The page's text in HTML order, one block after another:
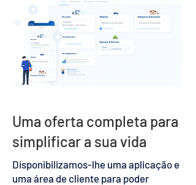
Uma oferta completa para
simplificar a sua vida
Disponibilizamos-lhe uma aplicação e
uma área de cliente para poder